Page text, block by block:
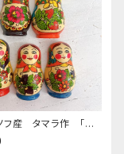
フ産 タマラ作 「マ
型マグネット」タイプ
MT068